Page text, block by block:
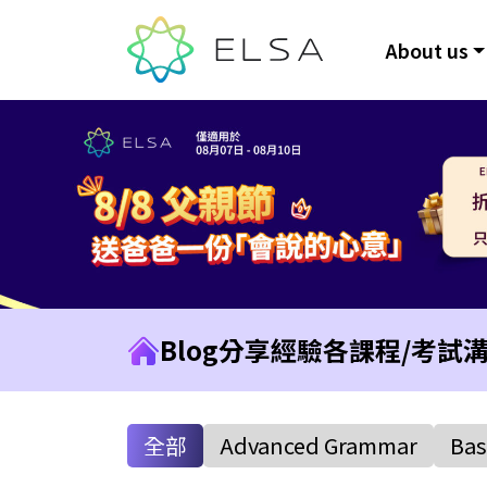
About us
Blog分享經驗各課程/考試
全部 Advanced Grammar